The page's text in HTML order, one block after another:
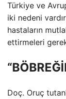
Türkiye ve
iki nedeni
hastaların
ettirmeleri
Doç. Oruç